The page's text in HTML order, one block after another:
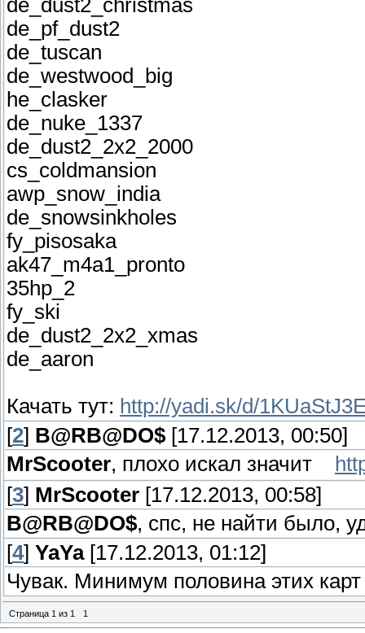
de_dust2_christmas
de_pf_dust2
de_tuscan
de_westwood_big
he_clasker
de_nuke_1337
de_dust2_2x2_2000
cs_coldmansion
awp_snow_india
de_snowsinkholes
fy_pisosaka
ak47_m4a1_pronto
35hp_2
fy_ski
de_dust2_2x2_xmas
de_aaron
Качать тут: http://yadi.sk/d/
[2] B@RB@DO$ [17.12.2013, 00:50]
MrScooter, плохо искал значит
[3] MrScooter [17.12.2013, 00:58]
B@RB@DO$, спс, не найти было,
[4] YaYa[17.12.2013, 01:12]
Чувак. Минимум половина этих
Страница 1 из 1 1